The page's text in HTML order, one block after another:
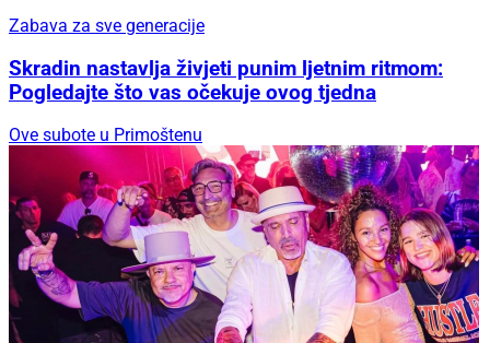
Zabava za sve generacije
Skradin nastavlja živjeti punim ljetnim ritmom:
Pogledajte što vas očekuje ovog tjedna
Ove subote u Primoštenu